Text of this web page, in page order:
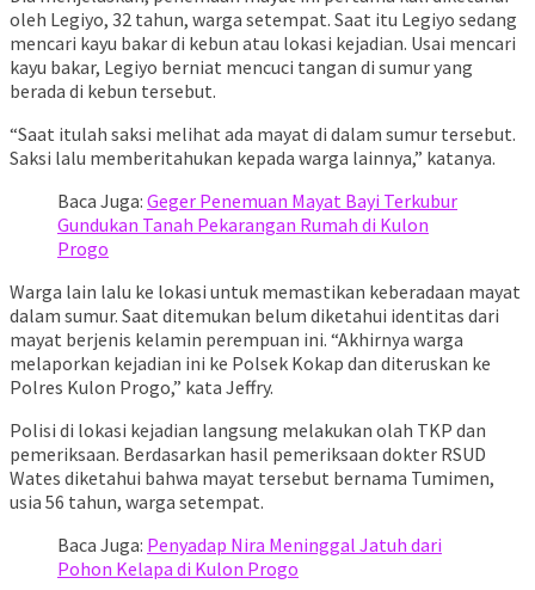
oleh Legiyo, 32 tahun, warga setempat. Saat itu Legiyo sedang
mencari kayu bakar di kebun atau lokasi kejadian. Usai mencari
kayu bakar, Legiyo berniat mencuci tangan di sumur yang
berada di kebun tersebut.
“Saat itulah saksi melihat ada mayat di dalam sumur tersebut.
Saksi lalu memberitahukan kepada warga lainnya,” katanya.
Baca Juga: Geger Penemuan Mayat Bayi Terkubur
Gundukan Tanah Pekarangan Rumah di Kulon
Progo
Warga lain lalu ke lokasi untuk memastikan keberadaan mayat
dalam sumur. Saat ditemukan belum diketahui identitas dari
mayat berjenis kelamin perempuan ini. “Akhirnya warga
melaporkan kejadian ini ke Polsek Kokap dan diteruskan ke
Polres Kulon Progo,” kata Jeffry.
Polisi di lokasi kejadian langsung melakukan olah TKP dan
pemeriksaan. Berdasarkan hasil pemeriksaan dokter RSUD
Wates diketahui bahwa mayat tersebut bernama Tumimen,
usia 56 tahun, warga setempat.
Baca Juga: Penyadap Nira Meninggal Jatuh dari
Pohon Kelapa di Kulon Progo